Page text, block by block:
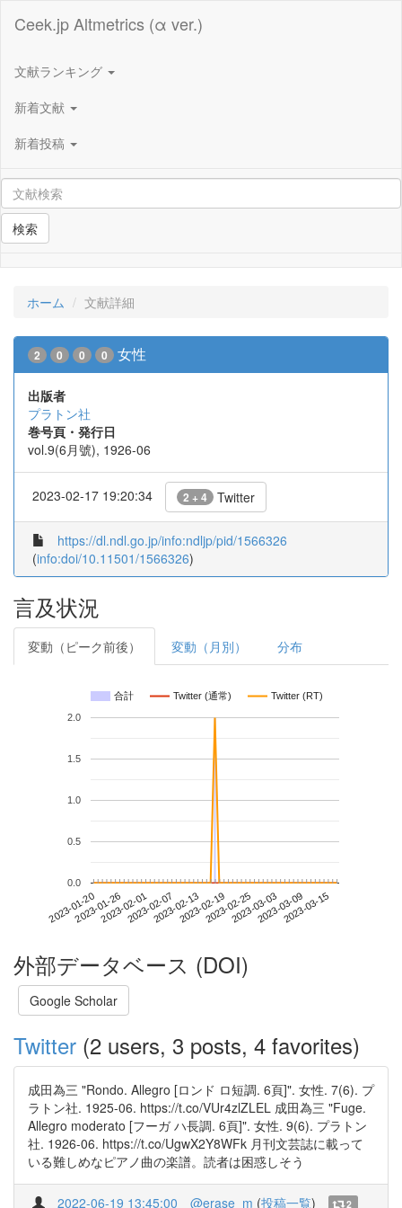
Ceek.jp Altmetrics (α ver.)
文献ランキング
新着文献
新着投稿
検索
ホーム 文献詳細
2 0 0 0 女性
出版者
プラトン社
巻号頁・発行日
vol.9(6月號), 1926-06
2023-02-17 19:20:34 2 + 4 Twitter
https://dl.ndl.go.jp/info:ndljp/pid/1566326
(info:doi/10.11501/1566326)
言及状況
変動（ピーク前後） 変動（月別） 分布
合計 Twitter (通常) Twitter (RT)
2023-01-202023-01-262023-02-012023-02-072023-02-132023-02-192023-02-252023-03-032023-03-092023-03-15
0.0
0.5
1.0
1.5
2.0
外部データベース (DOI)
Google Scholar
Twitter (2 users, 3 posts, 4 favorites)
成田為三 "Rondo. Allegro [ロンド ロ短調. 6頁]". 女性. 7(6). プ
ラトン社. 1925-06. https://t.co/VUr4zlZLEL 成田為三 "Fuge.
Allegro moderato [フーガ ハ長調. 6頁]". 女性. 9(6). プラトン
社. 1926-06. https://t.co/UgwX2Y8WFk 月刊文芸誌に載って
いる難しめなピアノ曲の楽譜。読者は困惑しそう
2022-06-19 13:45:00 @erase_m (投稿一覧) 2